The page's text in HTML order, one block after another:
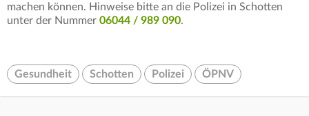
machen können. Hinweise bitte an die Polizei in Schotten
unter der Nummer 06044 / 989 090.
Gesundheit Schotten Polizei ÖPNV